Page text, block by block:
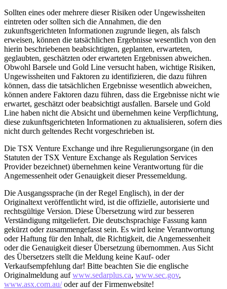
Sollten eines oder mehrere dieser Risiken oder Ungewissheiten
eintreten oder sollten sich die Annahmen, die den
zukunftsgerichteten Informationen zugrunde liegen, als falsch
erweisen, können die tatsächlichen Ergebnisse wesentlich von den
hierin beschriebenen beabsichtigten, geplanten, erwarteten,
geglaubten, geschätzten oder erwarteten Ergebnissen abweichen.
Obwohl Barsele und Gold Line versucht haben, wichtige Risiken,
Ungewissheiten und Faktoren zu identifizieren, die dazu führen
können, dass die tatsächlichen Ergebnisse wesentlich abweichen,
können andere Faktoren dazu führen, dass die Ergebnisse nicht wie
erwartet, geschätzt oder beabsichtigt ausfallen. Barsele und Gold
Line haben nicht die Absicht und übernehmen keine Verpflichtung,
diese zukunftsgerichteten Informationen zu aktualisieren, sofern dies
nicht durch geltendes Recht vorgeschrieben ist.
Die TSX Venture Exchange und ihre Regulierungsorgane (in den
Statuten der TSX Venture Exchange als Regulation Services
Provider bezeichnet) übernehmen keine Verantwortung für die
Angemessenheit oder Genauigkeit dieser Pressemeldung.
Die Ausgangssprache (in der Regel Englisch), in der der
Originaltext veröffentlicht wird, ist die offizielle, autorisierte und
rechtsgültige Version. Diese Übersetzung wird zur besseren
Verständigung mitgeliefert. Die deutschsprachige Fassung kann
gekürzt oder zusammengefasst sein. Es wird keine Verantwortung
oder Haftung für den Inhalt, die Richtigkeit, die Angemessenheit
oder die Genauigkeit dieser Übersetzung übernommen. Aus Sicht
des Übersetzers stellt die Meldung keine Kauf- oder
Verkaufsempfehlung dar! Bitte beachten Sie die englische
Originalmeldung aufwww.sedarplus.ca, www.sec.gov,
www.asx.com.au/oder auf der Firmenwebsite!